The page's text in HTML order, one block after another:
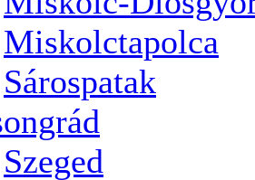
Miskolctapolca
Sárospatak
Szeged